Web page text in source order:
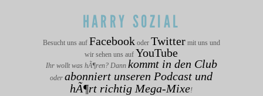
HARRY SOZIAL
Besucht uns auf Facebookoder Twittermit uns und
wir sehen uns auf YouTube
Ihr wollt was hÃ¶ren? Dann kommt in den Club
oderabonniert unseren Podcast und
hÃ¶rt richtig Mega-Mixe!